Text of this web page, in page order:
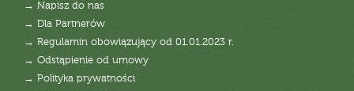
→ Napisz do nas
→ Dla Partnerów
→ Regulamin obowiązujący od 01.01.2023 r.
→ Odstąpienie od umowy
→ Polityka prywatności